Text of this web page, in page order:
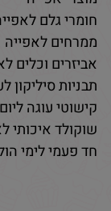
חומרי גלם
ממרחים לאפייה
אביזרים וכלים
תבניות סיליקון
קישוטי עוגה
שוקולד איכותי
חד פעמי לימי